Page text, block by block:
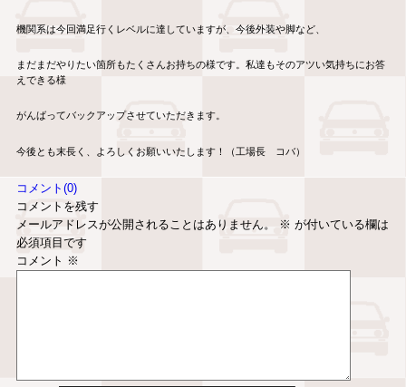
機関系は今回満足行くレベルに達していますが、今後外装や脚など、
まだまだやりたい箇所もたくさんお持ちの様です。私達もそのアツい気持ちにお答
えできる様
がんばってバックアップさせていただきます。
今後とも末長く、よろしくお願いいたします！（工場長 コバ）
コメント(0)
コメントを残す
メールアドレスが公開されることはありません。
※ が付いている欄は
必須項目です
コメント ※